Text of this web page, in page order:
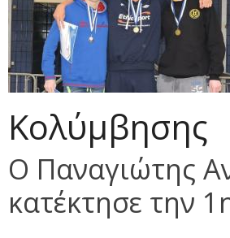
Κολύμβησης
Ο Παναγιώτης
κατέκτησε την